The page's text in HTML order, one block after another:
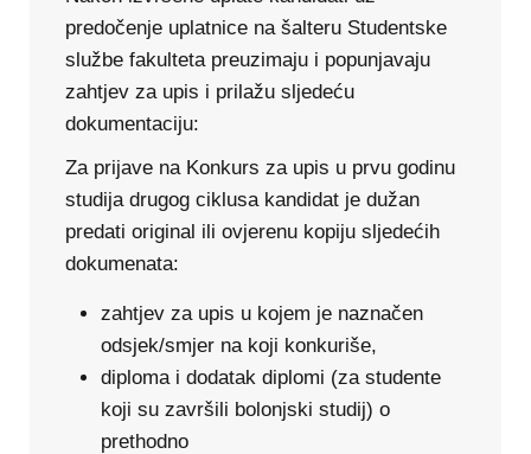
predočenje uplatnice na šalteru Studentske
službe fakulteta preuzimaju i popunjavaju
zahtjev za upis i prilažu sljedeću
dokumentaciju:
Za prijave na Konkurs za upis u prvu godinu
studija drugog ciklusa kandidat je dužan
predati original ili ovjerenu kopiju sljedećih
dokumenata:
zahtjev za upis u kojem je naznačen
odsjek/smjer na koji konkuriše,
diploma i dodatak diplomi (za studente
koji su završili bolonjski studij) o
prethodno